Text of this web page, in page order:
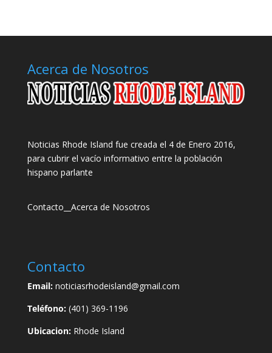
Acerca de Nosotros
Noticias Rhode Island fue creada el 4 de Enero 2016,
para cubrir el vacío informativo entre la población
hispano parlante
Contacto Acerca de Nosotros
Contacto
Email:noticiasrhodeisland@gmail.com
Teléfono:(401) 369-1196
Ubicacion:Rhode Island